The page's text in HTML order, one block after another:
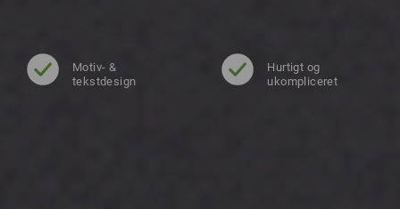
Motiv- &
tekstdesign
Hurtigt og
ukompliceret